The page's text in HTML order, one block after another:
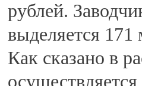
рублей.
выделяется 171
Как сказано в